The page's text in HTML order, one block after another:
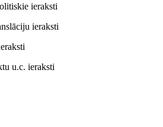
ieraksti
ieraksti
u.c. ieraksti